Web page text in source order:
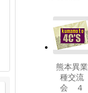
熊本異業
種交流
会 ４